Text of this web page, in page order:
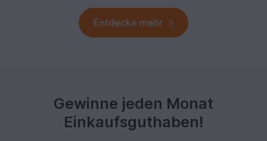
Entdecke mehr
Gewinne jeden Monat
Einkaufsguthaben!